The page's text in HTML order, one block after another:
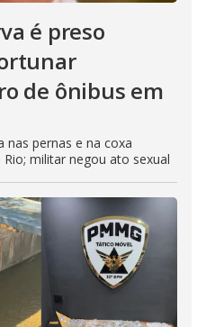
é preso
de ônibus em
pernas e na coxa
militar negou ato sexual